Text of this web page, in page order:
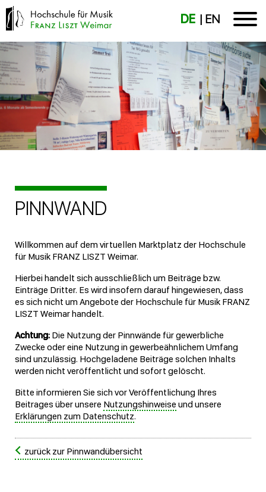
DE EN
PINNWAND
Willkommen auf dem virtuellen Marktplatz der Hochschule
für Musik FRANZ LISZT Weimar.
Hierbei handelt sich ausschließlich um Beiträge bzw.
Einträge Dritter. Es wird insofern darauf hingewiesen, dass
es sich nicht um Angebote der Hochschule für Musik FRANZ
LISZT Weimar handelt.
Achtung: Die Nutzung der Pinnwände für gewerbliche
Zwecke oder eine Nutzung in gewerbeähnlichem Umfang
sind unzulässig. Hochgeladene Beiträge solchen Inhalts
werden nicht veröffentlicht und sofort gelöscht.
Bitte informieren Sie sich vor Veröffentlichung Ihres
Beitrages über unsere Nutzungshinweise und unsere
Erklärungen zum Datenschutz.
zurück zur Pinnwandübersicht